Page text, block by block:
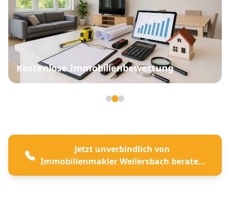
Jetzt unverbindlich von
Immobilienmakler Weilersbach beraten
lassen